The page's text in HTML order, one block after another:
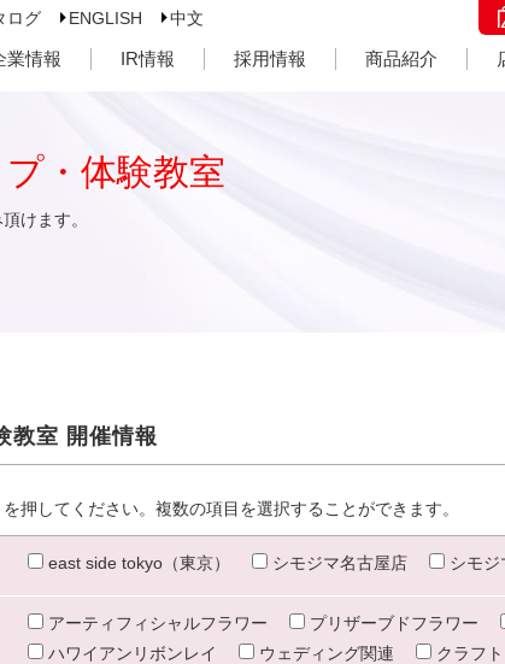
ログ ENGLISH 中文
業情報 IR情報 採用情報 商品紹介
・体験教室
けます。
教室 開催情報
押してください。複数の項目を選択することができます。
east side tokyo（東京） シモジマ名古屋店 シモジ
アーティフィシャルフラワー プリザーブドフラワー
ハワイアンリボンレイ
ウェディング関連 クラフト